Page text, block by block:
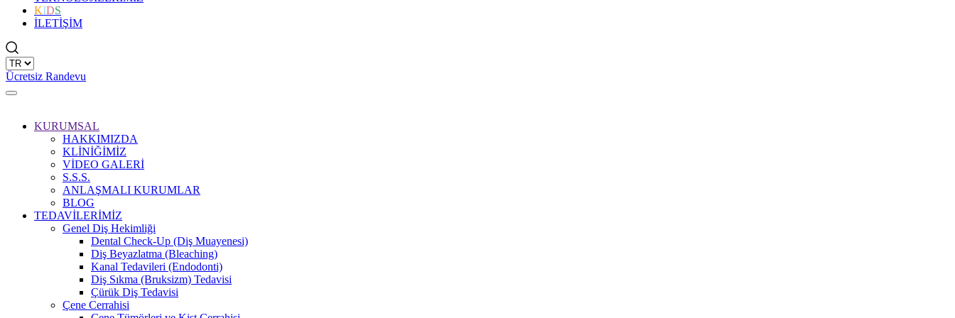
KIDS
İLETİŞİM
Ücretsiz Randevu
KURUMSAL
HAKKIMIZDA
KLİNİĞİMİZ
VİDEO GALERİ
S.S.S.
ANLAŞMALI KURUMLAR
BLOG
TEDAVİLERİMİZ
Genel Diş Hekimliği
Dental Check-Up (Diş Muayenesi)
Diş Beyazlatma (Bleaching)
Kanal Tedavileri (Endodonti)
Diş Sıkma (Bruksizm) Tedavisi
Çürük Diş Tedavisi
Çene Cerrahisi